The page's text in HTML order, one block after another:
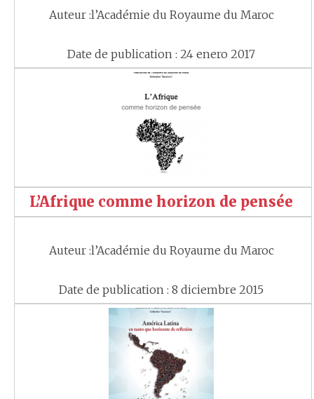
Auteur :l’Académie du Royaume du Maroc
Date de publication : 24 enero 2017
L’Afrique comme horizon de pensée
Auteur :l’Académie du Royaume du Maroc
Date de publication : 8 diciembre 2015